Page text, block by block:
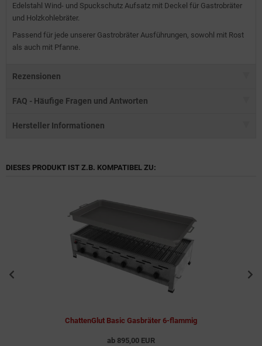
Edelstahl Wind- und Spuckschutz Aufsatz mit Deckel für Gastrobräter
und Holzkohlebräter.
Passend für jede unserer Gastrobräter Ausführungen, sowohl mit Rost
als auch mit Pfanne.
Rezensionen
FAQ - Häufige Fragen und Antworten
Hersteller Informationen
DIESES PRODUKT IST Z.B. KOMPATIBEL ZU:
ChattenGlut Basic Gasbräter 6-flammig
ab 895,00 EUR